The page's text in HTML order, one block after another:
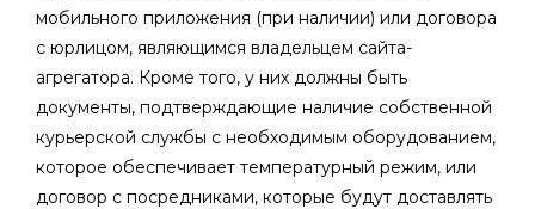
мобильного приложения (при наличии) или договора
с юрлицом, являющимся владельцем сайта-
агрегатора. Кроме того, у них должны быть
документы, подтверждающие наличие собственной
курьерской службы с необходимым оборудованием,
которое обеспечивает температурный режим, или
договор с посредниками, которые будут доставлять